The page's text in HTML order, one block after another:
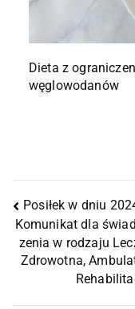
Dieta z
węglowodanów
Posiłek w dniu
Komunikat dla
zenia w rodzaju
Zdrowotna,